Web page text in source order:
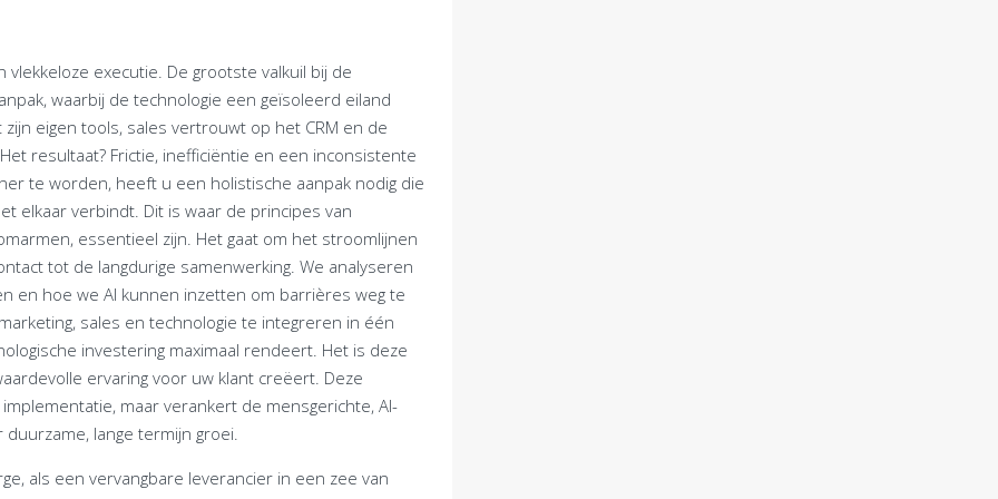
executie. De grootste valkuil bij de
waarbij de technologie een geïsoleerd eiland
eigen tools, sales vertrouwt op het CRM en de
resultaat? Frictie, inefficiëntie en een inconsistente
te worden, heeft u een holistische aanpak nodig die
elkaar verbindt. Dit is waar de principes van
essentieel zijn. Het gaat om het stroomlijnen
tot de langdurige samenwerking. We analyseren
en hoe we AI kunnen inzetten om barrières weg te
sales en technologie te integreren in één
investering maximaal rendeert. Het is deze
ervaring voor uw klant creëert. Deze
maar verankert de mensgerichte, AI-
lange termijn groei.
als een vervangbare leverancier in een zee van